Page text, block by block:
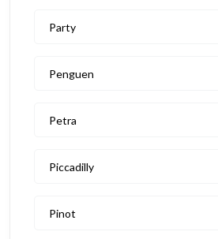
Party
Penguen
Petra
Piccadilly
Pinot